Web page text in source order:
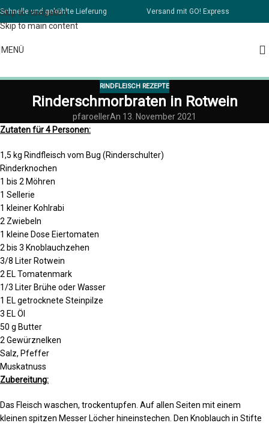
Skip to navigation
Skip to main content
Schnelle und gekühlte Lieferung Versand mit GO! Express
MENÜ
RINDFLEISCH REZEPTE
Rinderschmorbraten in Rotwein
pfaroellerAn 13. November 2021
Zutaten für 4 Personen:
1,5 kg Rindfleisch vom Bug (Rinderschulter)
Rinderknochen
1 bis 2 Möhren
1 Sellerie
1 kleiner Kohlrabi
2 Zwiebeln
1 kleine Dose Eiertomaten
2 bis 3 Knoblauchzehen
3/8 Liter Rotwein
2 EL Tomatenmark
1/3 Liter Brühe oder Wasser
1 EL getrocknete Steinpilze
3 EL Öl
50 g Butter
2 Gewürznelken
Salz, Pfeffer
Muskatnuss
Zubereitung:
Das Fleisch waschen, trockentupfen. Auf allen Seiten mit einem
kleinen spitzen Messer Löcher hineinstechen. Den Knoblauch in Stifte